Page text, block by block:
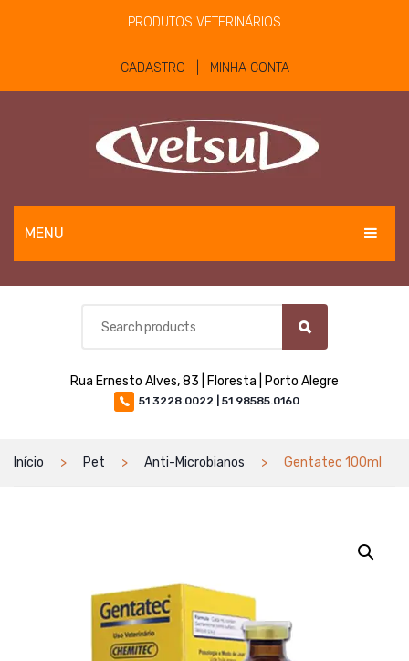
PRODUTOS VETERINÁRIOS
CADASTRO | MINHA CONTA
MENU
EQUINOS
BOVINOS E OVINOS
MATERIAIS E EQUIPAMENTOS
Rua Ernesto Alves, 83 | Floresta | Porto Alegre
51 3228.0022 | 51 98585.0160
Início Pet Anti-Microbianos Gentatec 100ml